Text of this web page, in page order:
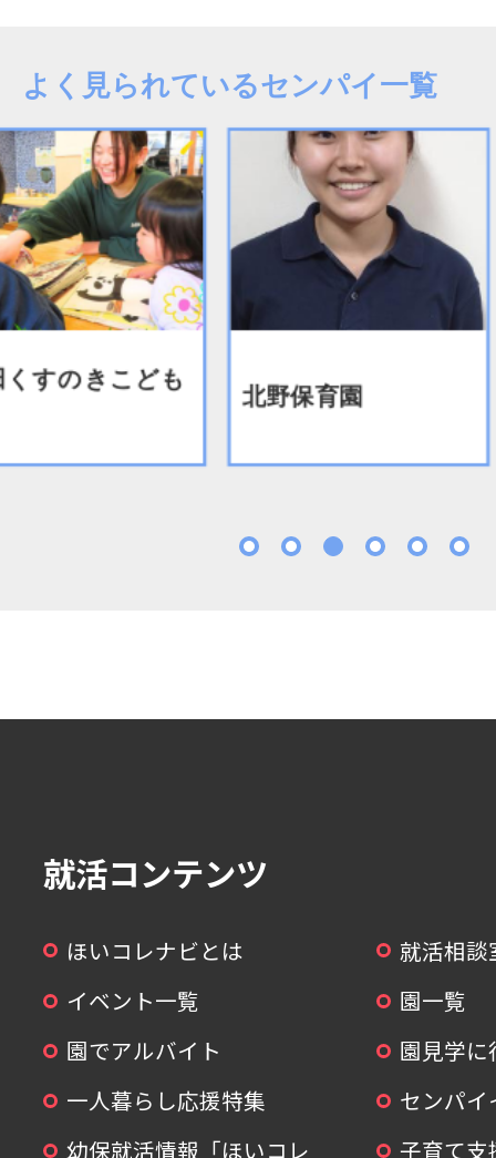
よく見られているセンパイ一覧
すのきこども
北野保育園
就活コンテンツ
ほいコレナビとは
就活相談
イベント一覧
園一覧
園でアルバイト
園見学
一人暮らし応援特集
センパ
幼保就活情報「ほいコレ
子育て支